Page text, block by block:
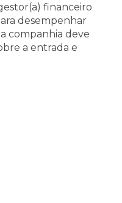
financeiro
desempenhar
companhia deve
a entrada e